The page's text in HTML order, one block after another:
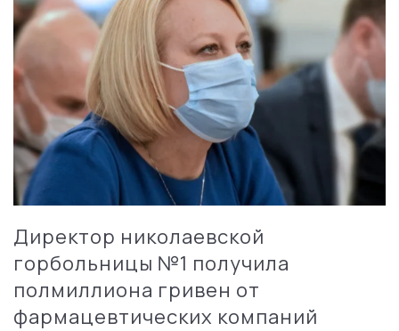
Директор николаевской
горбольницы №1 получила
полмиллиона гривен от
фармацевтических компаний